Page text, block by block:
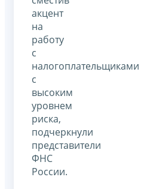
акцент
на
работу
с
налогоплательщиками
с
высоким
уровнем
риска,
подчеркнули
представители
ФНС
России.